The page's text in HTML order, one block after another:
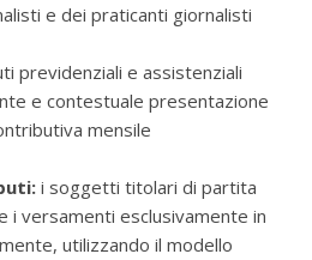
e dei praticanti giornalisti
previdenziali e assistenziali
e contestuale presentazione
mensile
i soggetti titolari di partita
i versamenti esclusivamente in
utilizzando il modello